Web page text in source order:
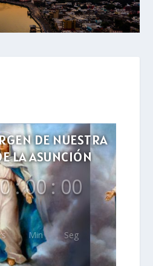
DE NUESTRA
LA ASUNCIÓN
:00
Min
: 00
Seg